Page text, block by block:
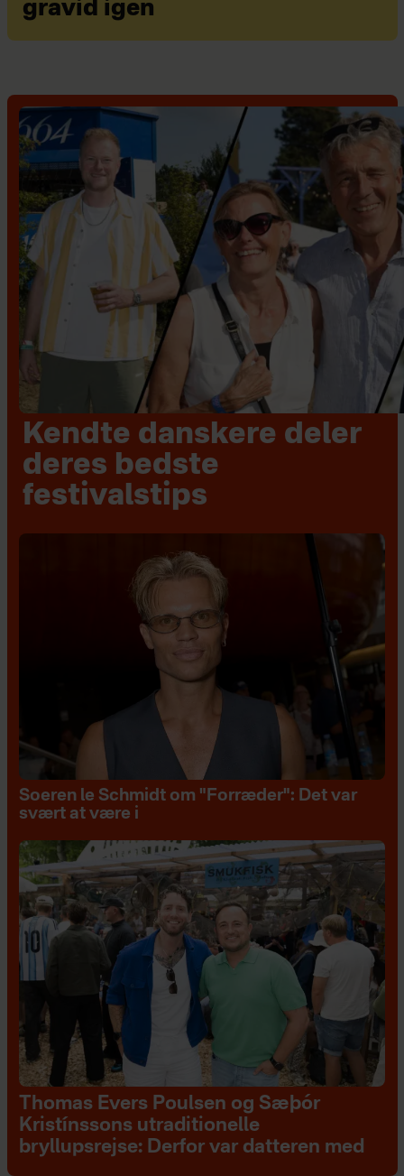
gravid igen
Kendte danskere deler
deres bedste
festivalstips
Soeren le Schmidt om "Forræder": Det var
svært at være i
Thomas Evers Poulsen og Sæþór
Kristínssons utraditionelle
bryllupsrejse: Derfor var datteren med